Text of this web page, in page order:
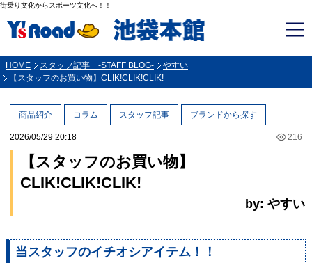
街乗り文化からスポーツ文化へ！！
HOME スタッフ記事 -STAFF BLOG-
やすい
【スタッフのお買い物】CLIK!CLIK!CLIK!
2026/05/29 20:18 216
商品紹介 コラム スタッフ記事 ブランドから探す
【スタッフのお買い物】
CLIK!CLIK!CLIK!
by: やすい
当スタッフのイチオシアイテム！！